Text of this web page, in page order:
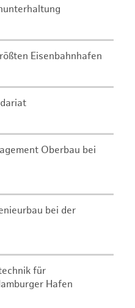
Eisenbahnhafen
Oberbau bei
bei der
für
Hafen